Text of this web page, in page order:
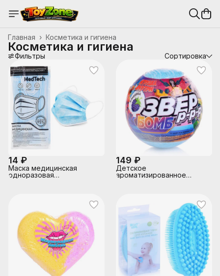
Косметика и гигиена
Главная ›
Косметика и гигиена
Фильтры Сортировка
14 ₽
Маска медицинская
одноразовая
149 ₽
Детское
ароматизированное